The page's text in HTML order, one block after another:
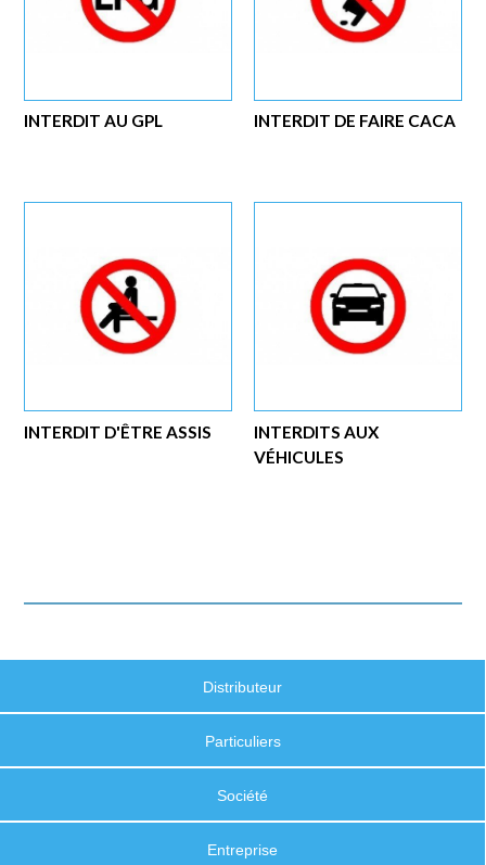
INTERDIT DE FAIRE CACA
INTERDIT AU GPL
INTERDITS AUX
VÉHICULES
INTERDIT D'ÊTRE ASSIS
Distributeur
Particuliers
Société
Entreprise